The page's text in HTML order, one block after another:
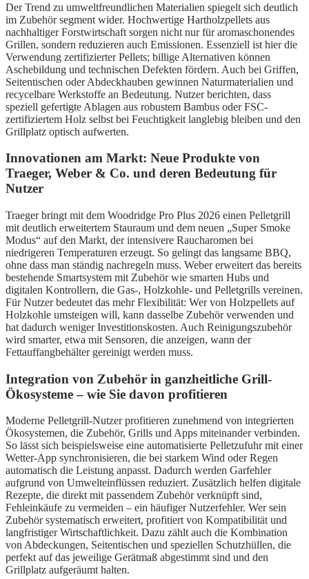
Der Trend zu umweltfreundlichen Materialien spiegelt sich deutlich
im Zubehör segment wider. Hochwertige Hartholzpellets aus
nachhaltiger Forstwirtschaft sorgen nicht nur für aromaschonendes
Grillen, sondern reduzieren auch Emissionen. Essenziell ist hier die
Verwendung zertifizierter Pellets; billige Alternativen können
Aschebildung und technischen Defekten fördern. Auch bei Griffen,
Seitentischen oder Abdeckhauben gewinnen Naturmaterialien und
recycelbare Werkstoffe an Bedeutung. Nutzer berichten, dass
speziell gefertigte Ablagen aus robustem Bambus oder FSC-
zertifiziertem Holz selbst bei Feuchtigkeit langlebig bleiben und den
Grillplatz optisch aufwerten.
Innovationen am Markt: Neue Produkte von
Traeger, Weber & Co. und deren Bedeutung für
Nutzer
Traeger bringt mit dem Woodridge Pro Plus 2026 einen Pelletgrill
mit deutlich erweitertem Stauraum und dem neuen „Super Smoke
Modus“ auf den Markt, der intensivere Raucharomen bei
niedrigeren Temperaturen erzeugt. So gelingt das langsame BBQ,
ohne dass man ständig nachregeln muss. Weber erweitert das bereits
bestehende Smartsystem mit Zubehör wie smarten Hubs und
digitalen Kontrollern, die Gas-, Holzkohle- und Pelletgrills vereinen.
Für Nutzer bedeutet das mehr Flexibilität: Wer von Holzpellets auf
Holzkohle umsteigen will, kann dasselbe Zubehör verwenden und
hat dadurch weniger Investitionskosten. Auch Reinigungszubehör
wird smarter, etwa mit Sensoren, die anzeigen, wann der
Fettauffangbehälter gereinigt werden muss.
Integration von Zubehör in ganzheitliche Grill-
Ökosysteme – wie Sie davon profitieren
Moderne Pelletgrill-Nutzer profitieren zunehmend von integrierten
Ökosystemen, die Zubehör, Grills und Apps miteinander verbinden.
So lässt sich beispielsweise eine automatisierte Pelletzufuhr mit einer
Wetter-App synchronisieren, die bei starkem Wind oder Regen
automatisch die Leistung anpasst. Dadurch werden Garfehler
aufgrund von Umwelteinflüssen reduziert. Zusätzlich helfen digitale
Rezepte, die direkt mit passendem Zubehör verknüpft sind,
Fehleinkäufe zu vermeiden – ein häufiger Nutzerfehler. Wer sein
Zubehör systematisch erweitert, profitiert von Kompatibilität und
langfristiger Wirtschaftlichkeit. Dazu zählt auch die Kombination
von Abdeckungen, Seitentischen und speziellen Schutzhüllen, die
perfekt auf das jeweilige Gerätmaß abgestimmt sind und den
Grillplatz aufgeräumt halten.